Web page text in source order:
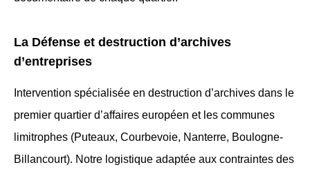
La Défense et destruction d’archives
d’entreprises
Intervention spécialisée en destruction d’archives dans le
premier quartier d’affaires européen et les communes
limitrophes (Puteaux, Courbevoie, Nanterre, Boulogne-
Billancourt). Notre logistique adaptée aux contraintes des